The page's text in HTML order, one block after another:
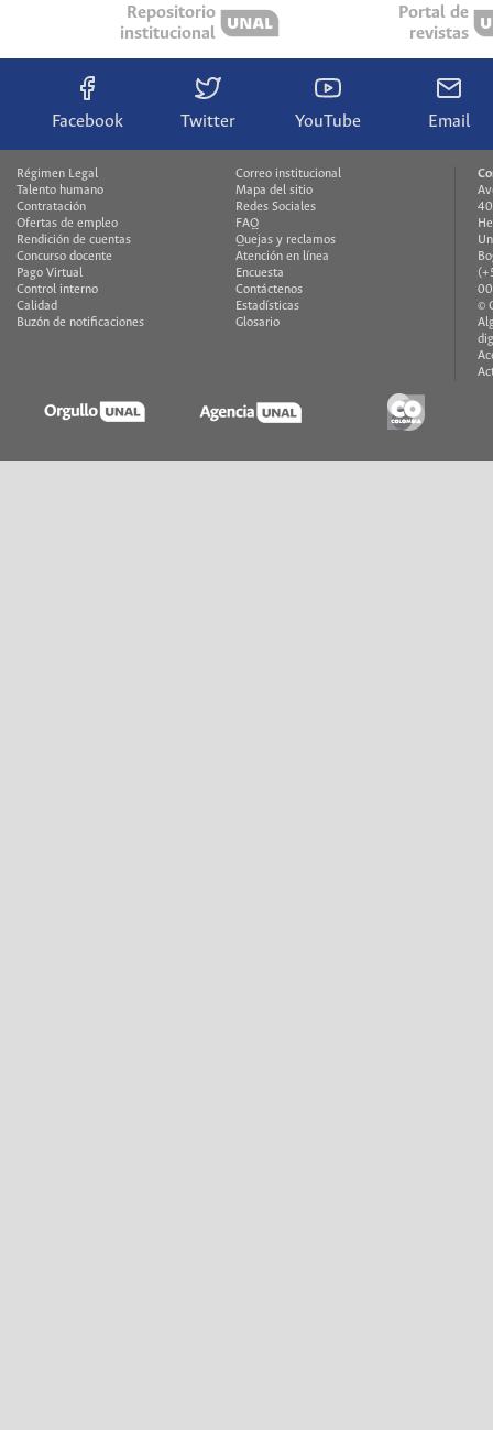
Repositorio
institucional
Portal de
revistas
Facebook Twitter YouTube Email
Régimen Legal
Talento humano
Contratación
Ofertas de empleo
Rendición de cuentas
Concurso docente
Pago Virtual
Control interno
Calidad
Buzón de notificaciones
Correo institucional
Mapa del sitio
Redes Sociales
FAQ
Quejas y reclamos
Atención en línea
Encuesta
Contáctenos
Estadísticas
Glosario
©